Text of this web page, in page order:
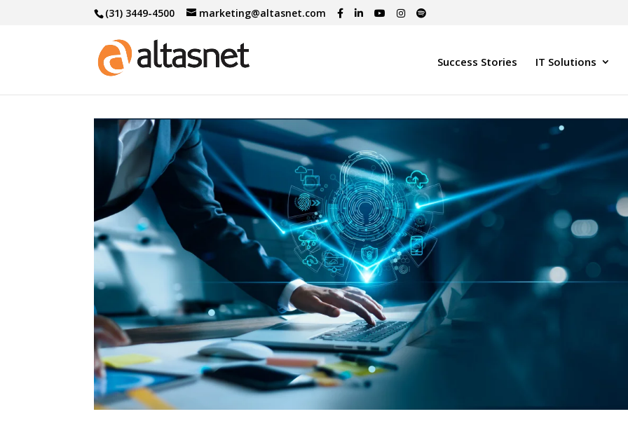
(31) 3449-4500 marketing@altasnet.com
Success Stories IT Solutions